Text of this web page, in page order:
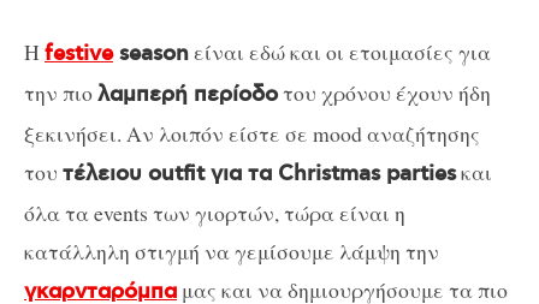
Η festiveseasonείναι εδώ και οι ετοιμασίες για
την πιολαμπερή περίοδοτου χρόνου έχουν ήδη
ξεκινήσει. Αν λοιπόν είστε σε mood αναζήτησης
του τέλειου outfit για τα Christmas partiesκαι
όλα τα events των γιορτών, τώρα είναι η
κατάλληλη στιγμή να γεμίσουμε λάμψη την
γκαρνταρόμπα μας και να δημιουργήσουμε τα πιο